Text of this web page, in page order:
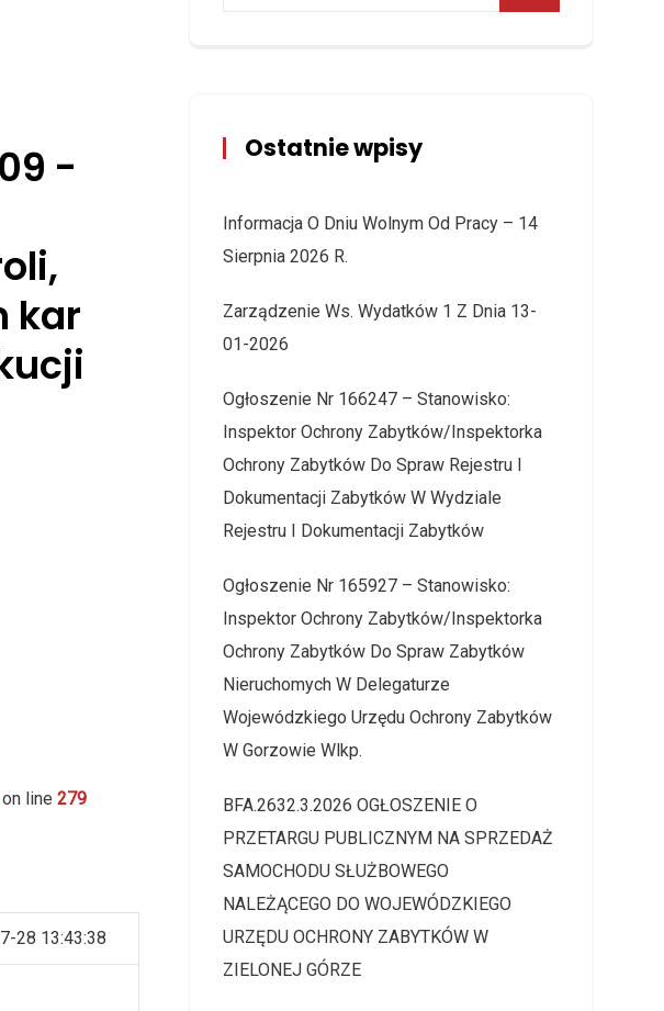
-
kar
on line 279
28 13:43:38
Ostatnie wpisy
Informacja O Dniu Wolnym Od Pracy – 14
Sierpnia 2026 R.
Zarządzenie Ws. Wydatków 1 Z Dnia 13-
01-2026
Ogłoszenie Nr 166247 – Stanowisko:
Inspektor Ochrony Zabytków/Inspektorka
Ochrony Zabytków Do Spraw Rejestru I
Dokumentacji Zabytków W Wydziale
Rejestru I Dokumentacji Zabytków
Ogłoszenie Nr 165927 – Stanowisko:
Inspektor Ochrony Zabytków/Inspektorka
Ochrony Zabytków Do Spraw Zabytków
Nieruchomych W Delegaturze
Wojewódzkiego Urzędu Ochrony Zabytków
W Gorzowie Wlkp.
BFA.2632.3.2026 OGŁOSZENIE O
PRZETARGU PUBLICZNYM NA SPRZEDAŻ
SAMOCHODU SŁUŻBOWEGO
NALEŻĄCEGO DO WOJEWÓDZKIEGO
URZĘDU OCHRONY ZABYTKÓW W
ZIELONEJ GÓRZE